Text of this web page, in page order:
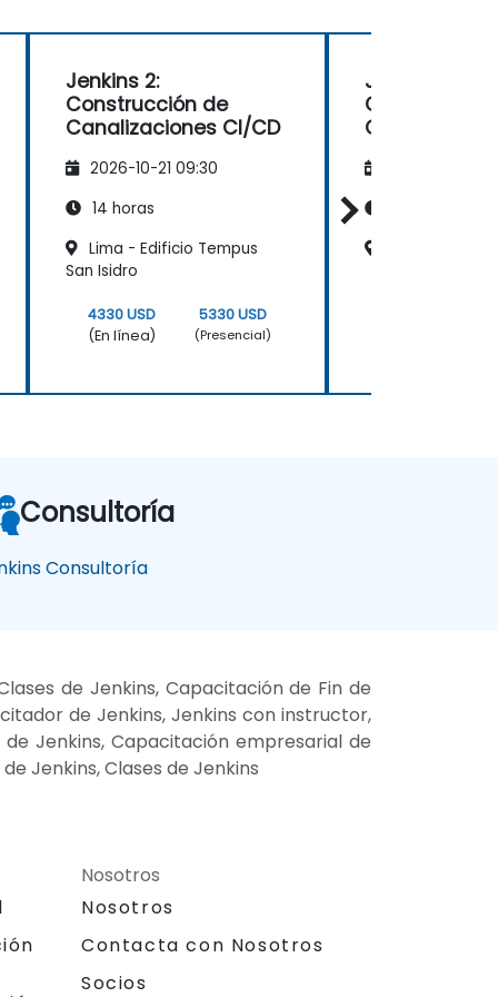
Jenkins 2:
Construcción de
Canalizaciones CI/CD
2026-10-21 09:30
14 horas
Lima - Edificio Tempus
San Isidro
4330 USD
(En línea)
5330 USD
(Presencial)
Jenkins 2:
Consultoría
Consultoría
de Jenkins, Capacitación de Fin de
de Jenkins, Jenkins con instructor,
Jenkins, Capacitación empresarial de
Jenkins, Clases de Jenkins
Nosotros
Nosotros
Contacta con Nosotros
Socios